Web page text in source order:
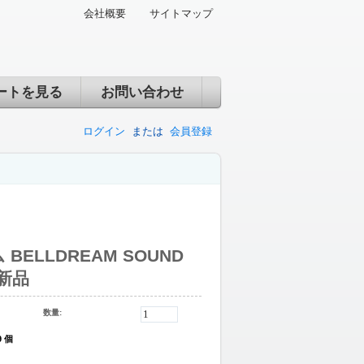
会社概要 サイトマップ
トを見る お問い合わせ
ログイン または 会員登録
BELLDREAM SOUND
品
個
数量: